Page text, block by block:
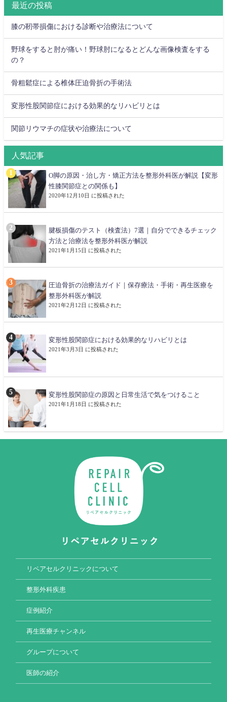
最近の投稿
膝の靭帯損傷における診断や治療法について
野球をすると肘が痛い！野球肘になるとどんな画像検査をする
の？
骨粗鬆症による椎体圧迫骨折の手術法
変形性股関節症における効果的なリハビリとは
関節リウマチの症状や治療法について
人気記事
O脚の原因・治し方・矯正方法を整形外科医が解説【変形
性膝関節症との関係も】
2020年12月10日 に投稿された
腱板損傷のテスト（検査法）7選｜自分でできるチェック
方法と治療法を整形外科医が解説
2021年1月15日 に投稿された
圧迫骨折の治療法ガイド｜保存療法・手術・再生医療を
整形外科医が解説
2021年2月12日 に投稿された
変形性股関節症における効果的なリハビリとは
2021年3月3日 に投稿された
変形性股関節症の原因と日常生活で気をつけること
2021年1月18日 に投稿された
リペアセルクリニックについて
整形外科疾患
症例紹介
再生医療チャンネル
グループについて
医師の紹介